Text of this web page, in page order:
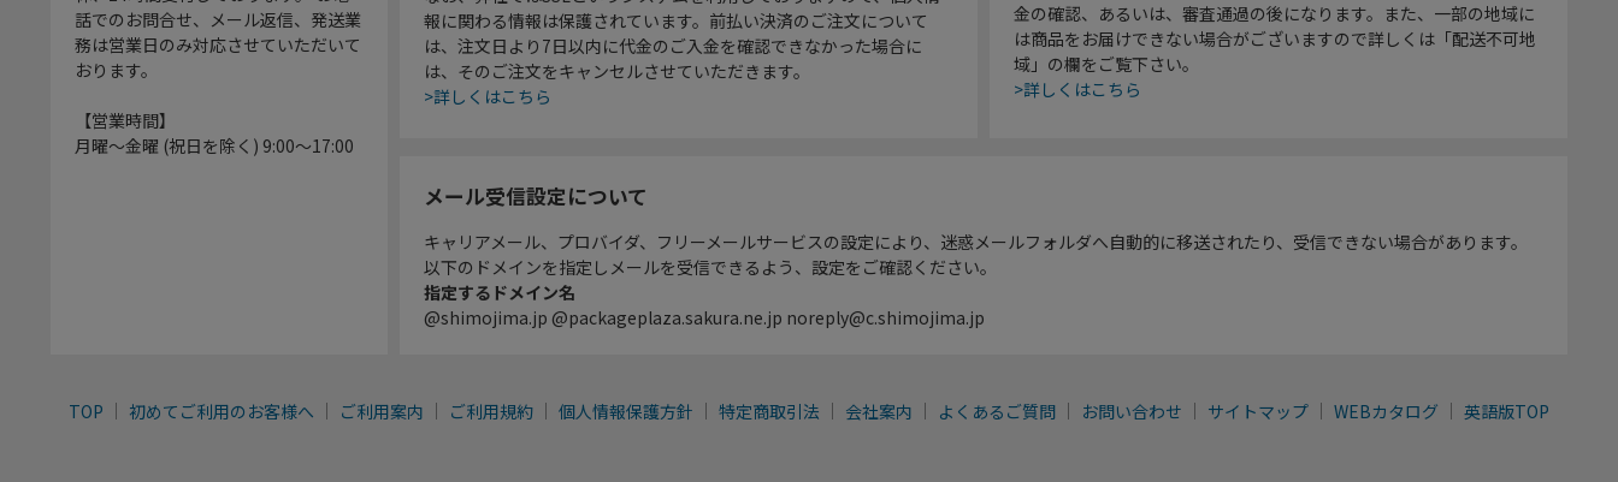
話でのお問合せ、メール返信、発送業
務は営業日のみ対応させていただいて
おります。
【営業時間】
月曜～金曜 (祝日を除く) 9:00～17:00
報に関わる情報は保護されています。前払い決済のご注文について
は、注文日より7日以内に代金のご入金を確認できなかった場合に
は、そのご注文をキャンセルさせていただきます。
>詳しくはこちら
金の確認、あるいは、審査通過の後になります。また、一部の地域に
は商品をお届けできない場合がございますので詳しくは「配送不可地
域」の欄をご覧下さい。
>詳しくはこちら
メール受信設定について
キャリアメール、プロバイダ、フリーメールサービスの設定により、迷惑メールフォルダへ自動的に移送されたり、受信できない場合があります。
以下のドメインを指定しメールを受信できるよう、設定をご確認ください。
指定するドメイン名
@shimojima.jp @packageplaza.sakura.ne.jp noreply@c.shimojima.jp
TOP 初めてご利用のお客様へ ご利用案内 ご利用規約 個人情報保護方針 特定商取引法 会社案内 よくあるご質問 お問い合わせ サイトマップ WEBカタログ 英語版TOP